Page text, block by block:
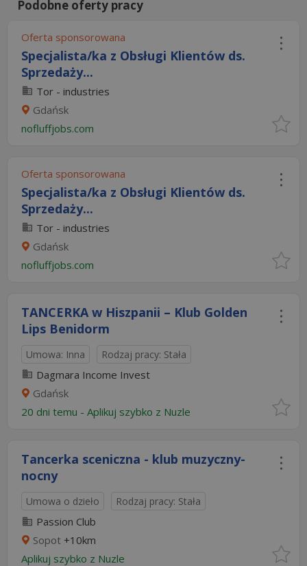
Podobne oferty pracy
Oferta sponsorowana
Specjalista/ka z Obsługi Klientów ds.
Sprzedaży...
Tor - industries
Gdańsk
nofluffjobs.com
Oferta sponsorowana
Specjalista/ka z Obsługi Klientów ds.
Sprzedaży...
Tor - industries
Gdańsk
nofluffjobs.com
TANCERKA w Hiszpanii – Klub Golden
Lips Benidorm
Umowa: Inna Rodzaj pracy: Stała
Dagmara Income Invest
Gdańsk
20 dni temu - Aplikuj szybko z Nuzle
Tancerka sceniczna - klub muzyczny-
nocny
Umowa o dzieło Rodzaj pracy: Stała
Passion Club
Sopot +10km
Aplikuj szybko z Nuzle